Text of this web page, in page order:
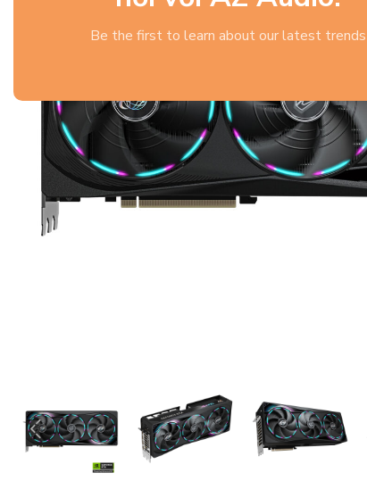
Be the first to learn about our latest trends